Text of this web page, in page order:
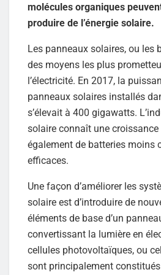
molécules organiques
produire de l’énergie solaire.
Les panneaux solaires, ou les
des moyens les plus
l’électricité. En 2017, la
panneaux solaires installés
s’élevait à 400 gigawatts.
solaire connaît une croissance
également de batteries moins
efficaces.
Une façon d’améliorer les
solaire est d’introduire de
éléments de base d’un
convertissant la lumière en
cellules photovoltaïques, ou
sont principalement